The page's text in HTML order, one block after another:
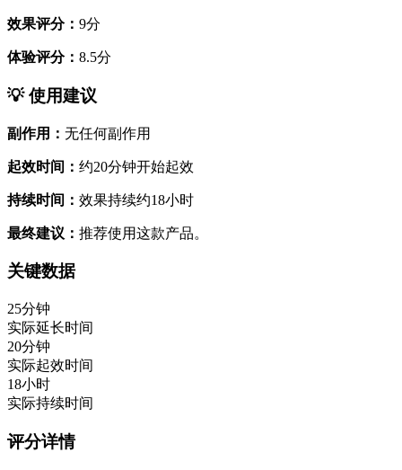
效果评分： 9分
体验评分： 8.5分
💡 使用建议
副作用： 无任何副作用
起效时间： 约20分钟开始起效
持续时间： 效果持续约18小时
最终建议： 推荐使用这款产品。
关键数据
25分钟
实际延长时间
20分钟
实际起效时间
18小时
实际持续时间
评分详情